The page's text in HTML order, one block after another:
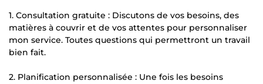
1. Consultation gratuite : Discutons de vos besoins, des
matières à couvrir et de vos attentes pour personnaliser
mon service. Toutes questions qui permettront un travail
bien fait.
2. Planification personnalisée : Une fois les besoins